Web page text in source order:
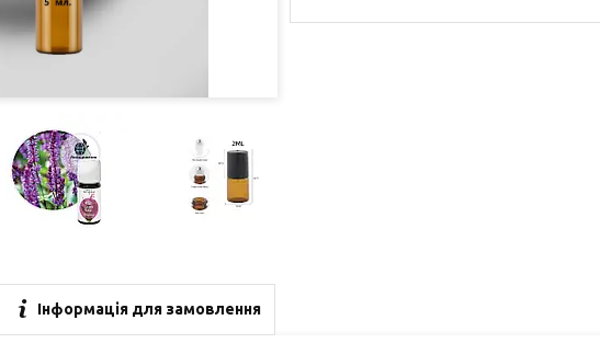
Інформація для замовлення